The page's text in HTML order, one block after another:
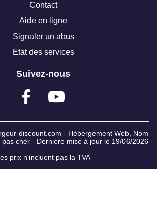
Contact
Aide en ligne
Signaler un abus
Etat des services
Suivez-nous
discount.com - Hébergement Web, Nom
pas cher - Dernière mise à jour le 19/06/2026
prix n'incluent pas la TVA